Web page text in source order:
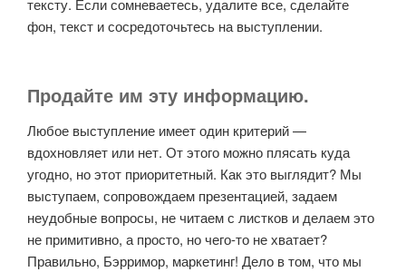
тексту. Если сомневаетесь, удалите все, сделайте
фон, текст и сосредоточьтесь на выступлении.
Продайте им эту информацию.
Любое выступление имеет один критерий —
вдохновляет или нет. От этого можно плясать куда
угодно, но этот приоритетный. Как это выглядит? Мы
выступаем, сопровождаем презентацией, задаем
неудобные вопросы, не читаем с листков и делаем это
не примитивно, а просто, но чего-то не хватает?
Правильно, Бэрримор, маркетинг! Дело в том, что мы